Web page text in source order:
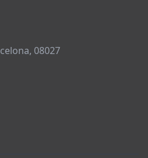
08027